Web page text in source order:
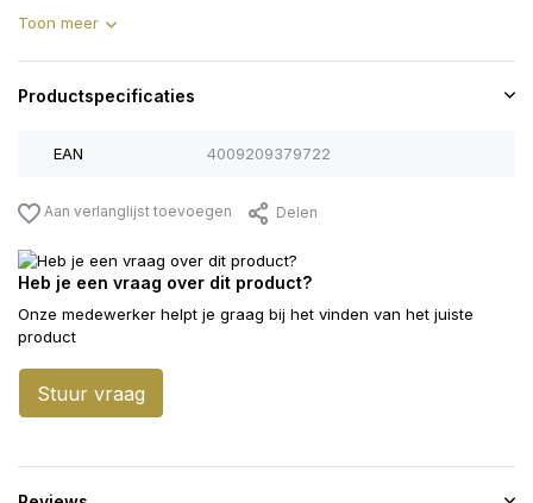
Toon meer
Productspecificaties
EAN 4009209379722
Aan verlanglijst toevoegen Delen
Heb je een vraag over dit product?
Onze medewerker helpt je graag bij het vinden van het juiste
product
Stuur vraag